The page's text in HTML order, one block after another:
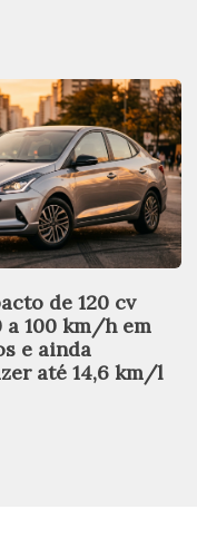
de 120 cv
a 100 km/h em
e ainda
até 14,6 km/l